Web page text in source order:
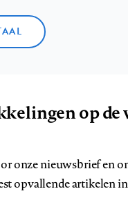
op de
onze nieuwsbrief en
opvallende artikelen